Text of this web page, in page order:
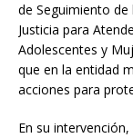
de Seguimiento de
Justicia para
Adolescentes y
que en la entidad
acciones para
En su